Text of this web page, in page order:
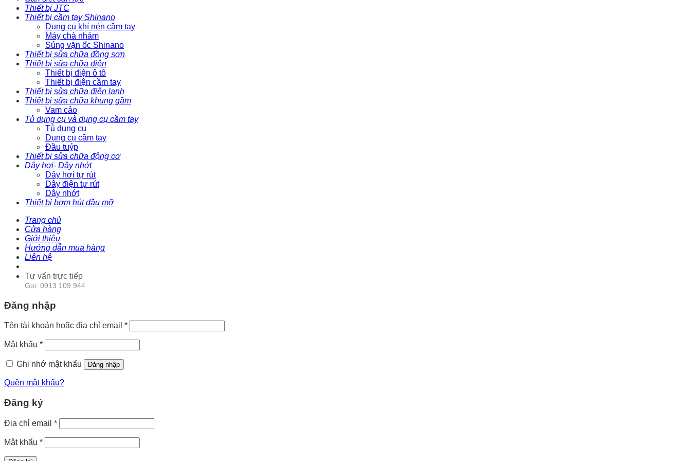
Thiết bị JTC
Thiết bị cầm tay Shinano
Dụng cụ khí nén cầm tay
Máy chà nhám
Súng vặn ốc Shinano
Thiết bị sửa chữa đồng sơn
Thiết bị sữa chữa điện
Thiết bị điện ô tô
Thiết bị điện cầm tay
Thiết bị sửa chữa điện lạnh
Thiết bị sữa chữa khung gầm
Vam cảo
Tủ dụng cụ và dụng cụ cầm tay
Tủ dụng cụ
Dụng cụ cầm tay
Đầu tuýp
Thiết bị sửa chữa động cơ
Dây hơi- Dây nhớt
Dây hơi tự rút
Dây điện tự rút
Dây nhớt
Thiết bị bơm hút dầu mỡ
Trang chủ
Cửa hàng
Giới thiệu
Hướng dẫn mua hàng
Liên hệ
Tư vấn trực tiếp
Gọi: 0913 109 944
Đăng nhập
Tên tài khoản hoặc địa chỉ email *
Mật khẩu *
Ghi nhớ mật khẩu Đăng nhập
Quên mật khẩu?
Đăng ký
Địa chỉ email *
Mật khẩu *